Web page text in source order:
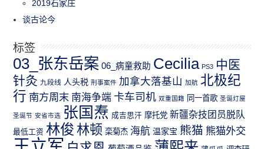
2019石家庄
谈古论今
标签
03_张东岳案 06_病童救助 Cecilia PS3 中医
针灸 九段线 人头税 刑事案件 加拿大落基山 加航 北极纪
行 南方周末 南海争端 卡车司机 双重国籍 同一首歌 圣诞灯屋
圣诞节 安省市选 张国焘 成吉思汗 摩托党 新疆杂技团员脱队
最低工资 林俊 林顿 栾菊杰 海航 温家宝 熊猫 熊猫外交